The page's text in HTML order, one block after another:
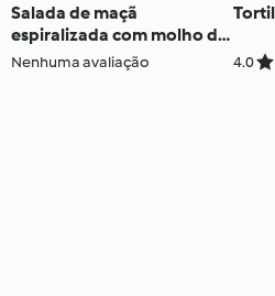
Salada de maçã
espiralizada com molho de
limão - TM5
Nenhuma avaliação 4.0